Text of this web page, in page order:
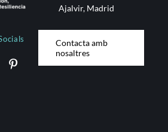
Ajalvir, Madrid
Contacta amb
nosaltres